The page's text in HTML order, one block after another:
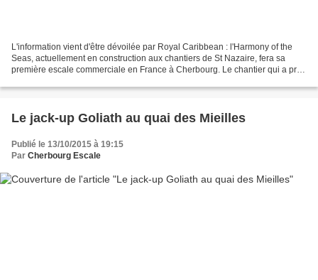
L'information vient d'être dévoilée par Royal Caribbean : l'Harmony of the
Seas, actuellement en construction aux chantiers de St Nazaire, fera sa
première escale commerciale en France à Cherbourg. Le chantier qui a pris
Le jack-up Goliath au quai des Mieilles
Publié le 13/10/2015 à 19:15
Par Cherbourg Escale